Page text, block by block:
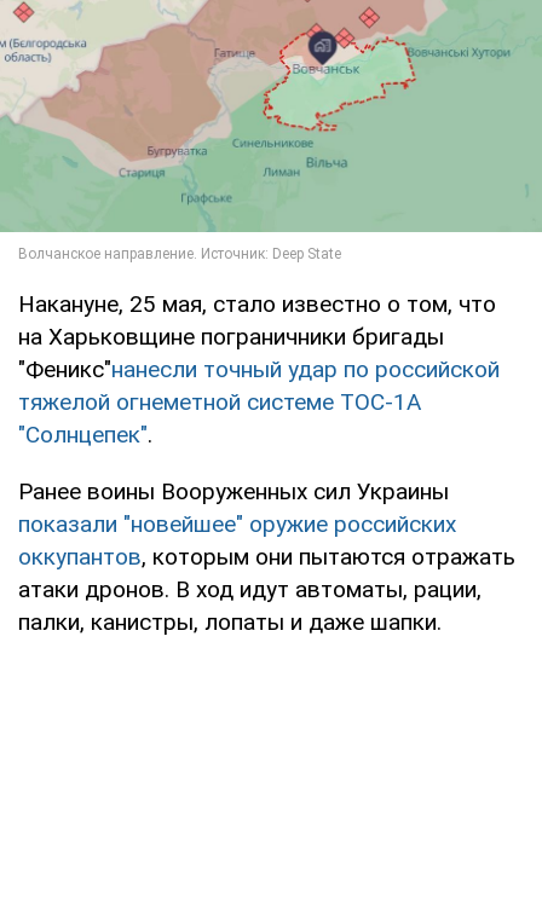
Накануне, 25 мая, стало известно о том, что
на Харьковщине пограничники бригады
"Феникс"нанесли точный удар по российской
тяжелой огнеметной системе ТОС-1А
"Солнцепек".
Ранее воины Вооруженных сил Украины
показали "новейшее" оружие российских
оккупантов, которым они пытаются отражать
атаки дронов. В ход идут автоматы, рации,
палки, канистры, лопаты и даже шапки.